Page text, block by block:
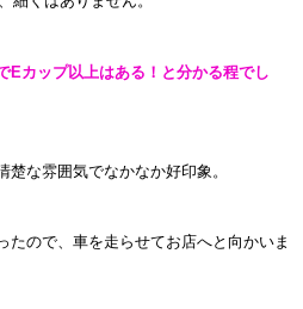
Eカップ以上はある！と分かる程でし
な雰囲気でなかなか好印象。
たので、車を走らせてお店へと向かいま